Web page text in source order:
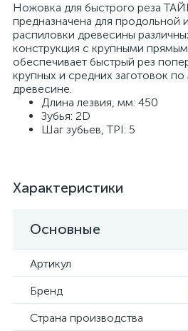
Ножовка для быстрого реза
предназначена для продольной
распиловки древесины
конструкция с крупными
обеспечивает быстрый рез
крупных и средних заготовок
древесине.
Длина лезвия, мм: 450
Зубья: 2D
Шаг зубьев, TPI: 5
Характеристики
Основные
Артикул
Бренд
Страна производства